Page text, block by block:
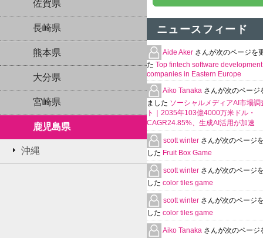
佐賀県
長崎県
熊本県
大分県
宮崎県
鹿児島県
沖縄
ニュースフィード
Aide Aker さんが次のページを
た Top fintech software development
companies in Eastern Europe
Aiko Tanaka さんが次のページ
ました ソーシャルメディアAI市場調
ト｜2035年103億4000万米ドル・
CAGR24.85%、生成AI活用が加速
scott winter さんが次のページ
した Fruit Box Game
scott winter さんが次のページ
した color tiles game
scott winter さんが次のページ
した color tiles game
Aiko Tanaka さんが次のページ